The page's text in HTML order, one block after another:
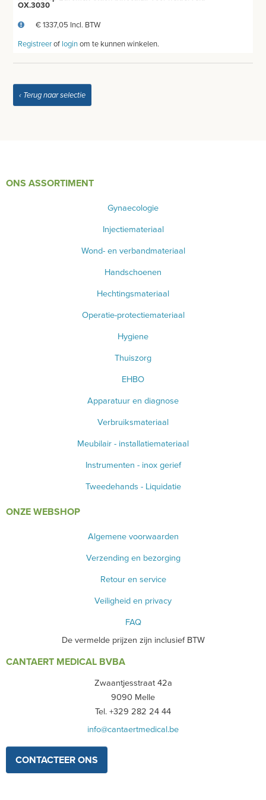
LED KRUIS LICHTRECLAME
ONDERZOEKSTAFEL HUMAAN
TABOURETS
PRODUCT NIET GEVONDEN?
OX.3030
€ 1337,05 Incl. BTW
Registreerof loginom te kunnen winkelen.
‹ Terug naar selectie
ONS ASSORTIMENT
Gynaecologie
Injectiemateriaal
Wond- en verbandmateriaal
Handschoenen
Hechtingsmateriaal
Operatie-protectiemateriaal
Hygiene
Thuiszorg
EHBO
Apparatuur en diagnose
Verbruiksmateriaal
Meubilair - installatiemateriaal
Instrumenten - inox gerief
Tweedehands - Liquidatie
ONZE WEBSHOP
Algemene voorwaarden
Verzending en bezorging
Retour en service
Veiligheid en privacy
FAQ
De vermelde prijzen zijn inclusief BTW
CANTAERT MEDICAL BVBA
Zwaantjesstraat 42a
9090 Melle
Tel. +329 282 24 44
info@cantaertmedical.be
CONTACTEER ONS